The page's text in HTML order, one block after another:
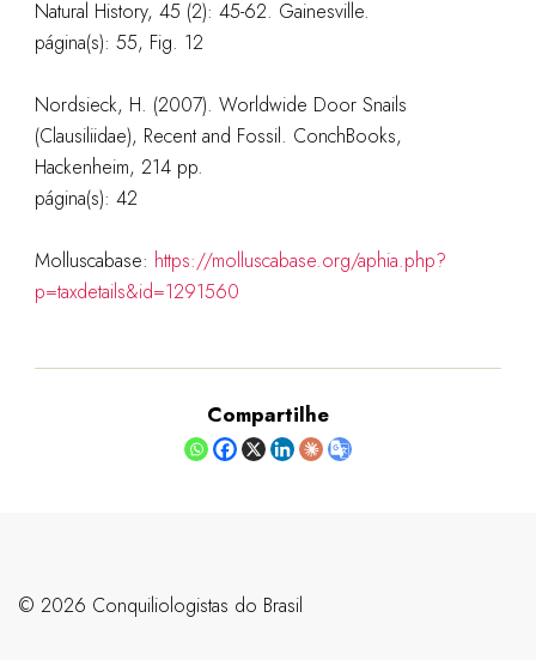
Natural History, 45 (2): 45-62. Gainesville.
página(s): 55, Fig. 12
Nordsieck, H. (2007). Worldwide Door Snails
(Clausiliidae), Recent and Fossil. ConchBooks,
Hackenheim, 214 pp.
página(s): 42
Molluscabase: https://molluscabase.org/aphia.php?
p=taxdetails&id=1291560
Compartilhe
©️ 2026 Conquiliologistas do Brasil